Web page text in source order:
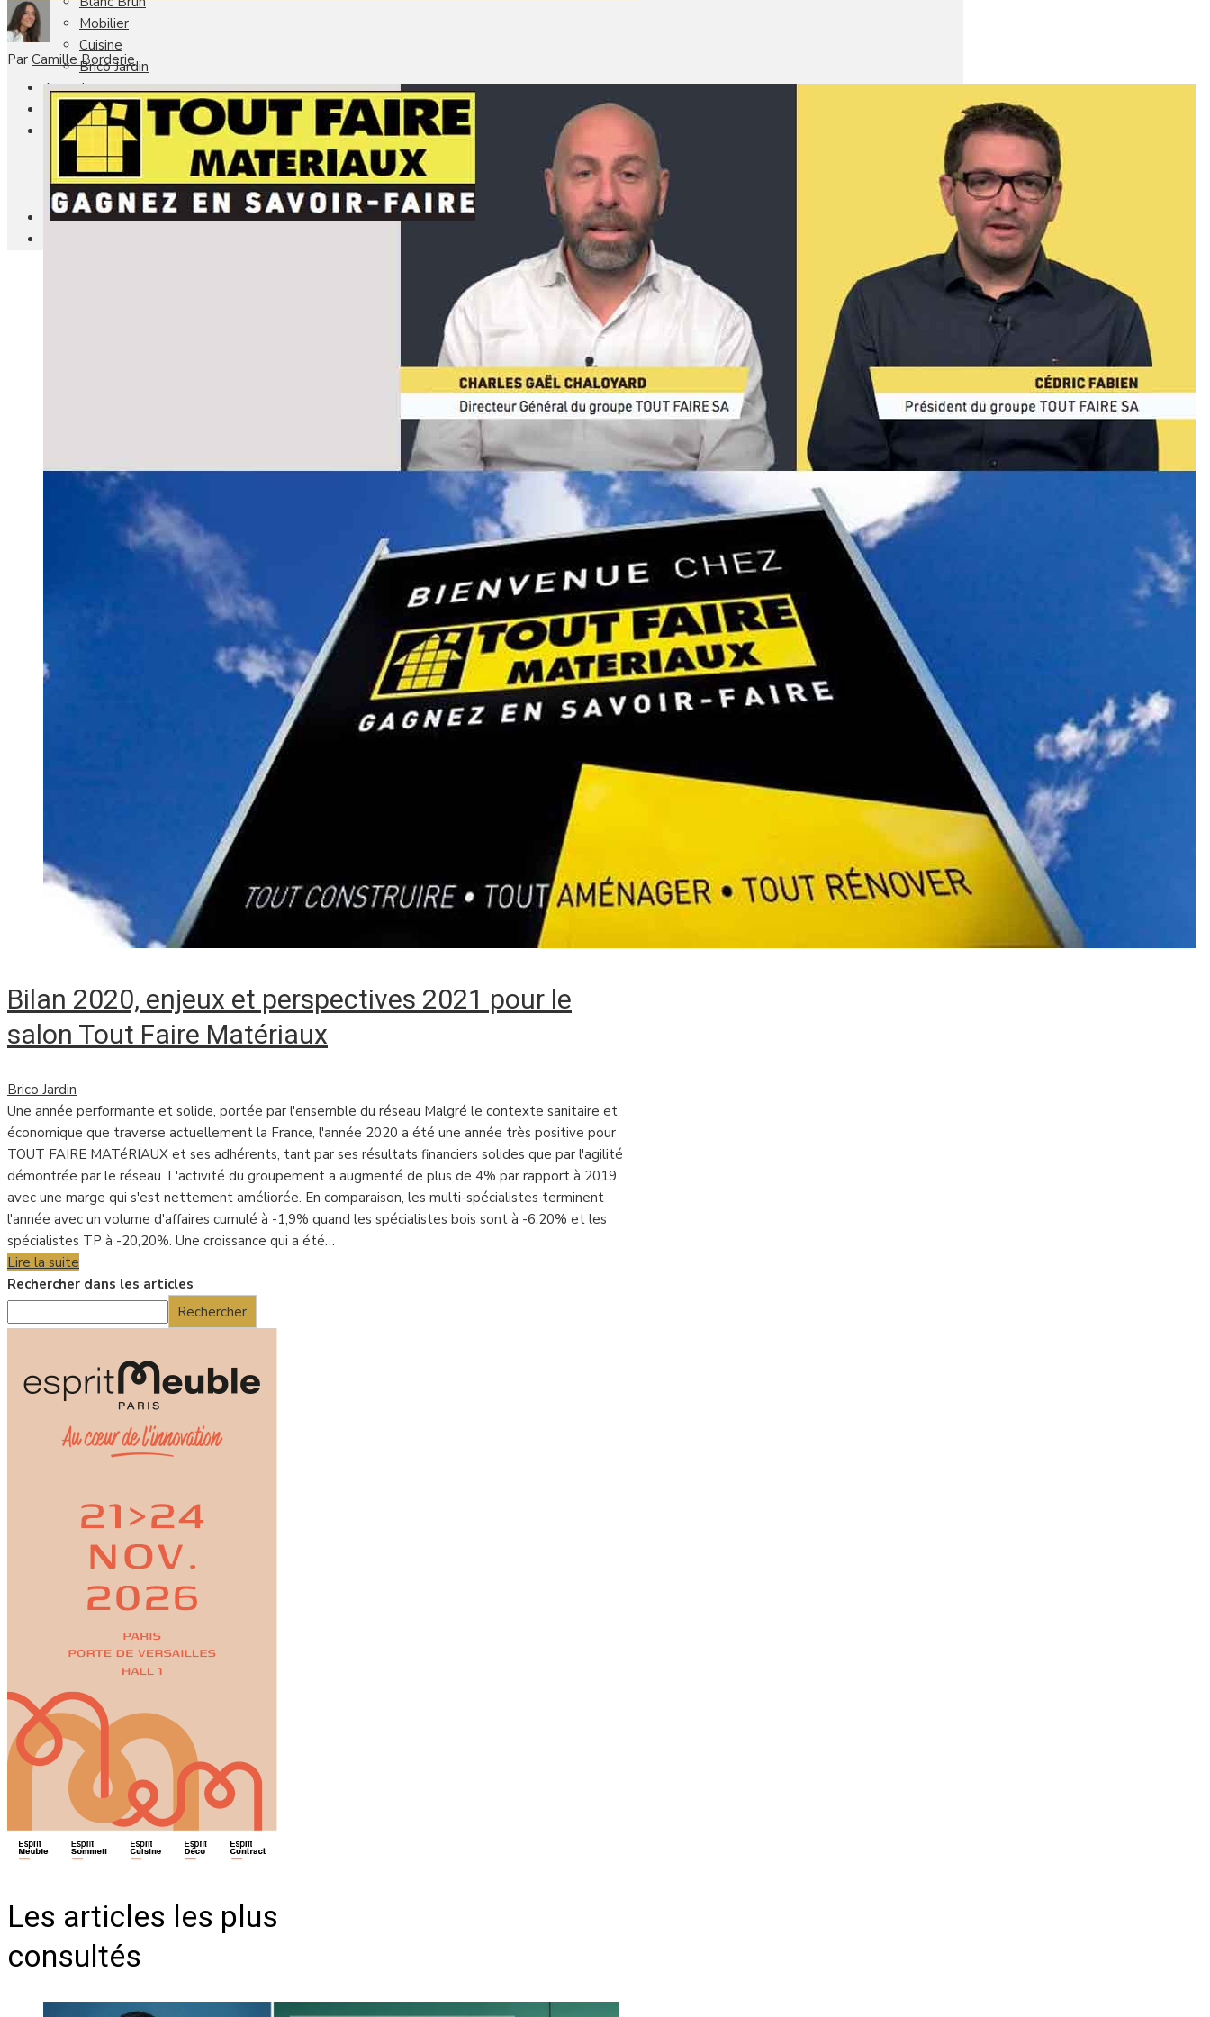
Mobilier
Cuisine
Brico Jardin
Agenda
Newsletter
Nos autres titres
Faire Savoir Faire
Aviasport
Univers Made in France
Qui sommes-nous
Par Camille Borderie
Bilan 2020, enjeux et perspectives 2021 pour le
salon Tout Faire Matériaux
Brico Jardin
Une année performante et solide, portée par l'ensemble du réseau Malgré le contexte sanitaire et
économique que traverse actuellement la France, l'année 2020 a été une année très positive pour
TOUT FAIRE MATéRIAUX et ses adhérents, tant par ses résultats financiers solides que par l'agilité
démontrée par le réseau. L'activité du groupement a augmenté de plus de 4% par rapport à 2019
avec une marge qui s'est nettement améliorée. En comparaison, les multi-spécialistes terminent
l'année avec un volume d'affaires cumulé à -1,9% quand les spécialistes bois sont à -6,20% et les
spécialistes TP à -20,20%. Une croissance qui a été…
Lire la suite
Rechercher dans les articles
Rechercher
Les articles les plus
consultés